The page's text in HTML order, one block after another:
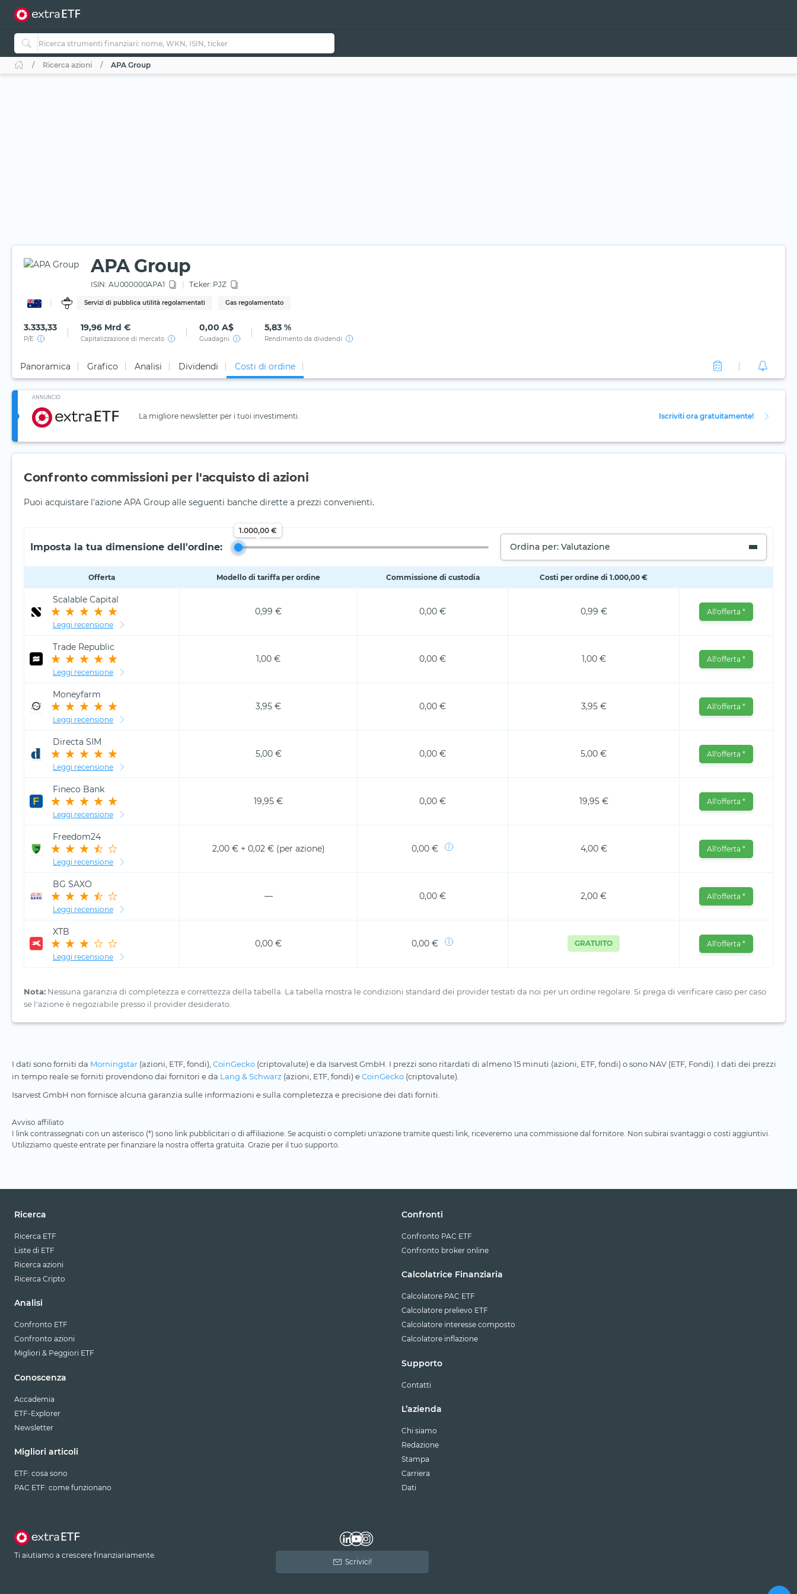
Ricerca azioni APA Group
APA Group
ISIN: AU000000APA1 Ticker: PJZ
Servizi di pubblica utilità regolamentati Gas regolamentato
3.333,33
P/E
19,96 Mrd €
Capitalizzazione di mercato
0,00 A$
Guadagni
5,83 %
Rendimento da dividendi
Panoramica Grafico Analisi Dividendi Costi di ordine
ANNUNCIO
La migliore newsletter per i tuoi investimenti. Iscriviti ora gratuitamente!
Confronto commissioni per l'acquisto di azioni
Puoi acquistare l'azione APA Group alle seguenti banche dirette a prezzi convenienti.
Imposta la tua dimensione dell'ordine:
1.000,00 €
Ordina per: Valutazione
Offerta Modello di tariffa per ordine Commissione di custodia Costi per ordine di 1.000,00 €
Scalable Capital
Leggi recensione
0,99 € 0,00 € 0,99 € All'offerta *
Trade Republic
Leggi recensione
1,00 € 0,00 € 1,00 € All'offerta *
Moneyfarm
Leggi recensione
3,95 € 0,00 € 3,95 € All'offerta *
Directa SIM
Leggi recensione
5,00 € 0,00 € 5,00 € All'offerta *
Fineco Bank
Leggi recensione
19,95 € 0,00 € 19,95 € All'offerta *
Freedom24
Leggi recensione
2,00 € + 0,02 € (per azione) 0,00 € 4,00 € All'offerta *
BG SAXO
Leggi recensione
— 0,00 € 2,00 € All'offerta *
XTB
Leggi recensione
0,00 € 0,00 € GRATUITO All'offerta *
Nota: Nessuna garanzia di completezza e correttezza della tabella. La tabella mostra le condizioni standard dei provider testati da noi per un ordine regolare. Si prega di verificare caso per caso
se l'azione è negoziabile presso il provider desiderato.
I dati sono forniti da Morningstar (azioni, ETF, fondi), CoinGecko (criptovalute) e da Isarvest GmbH. I prezzi sono ritardati di almeno 15 minuti (azioni, ETF, fondi) o sono NAV (ETF, Fondi). I dati dei prezzi
in tempo reale se forniti provendono dai fornitori e da Lang & Schwarz (azioni, ETF, fondi) eCoinGecko (criptovalute).
Isarvest GmbH non fornisce alcuna garanzia sulle informazioni e sulla completezza e precisione dei dati forniti.
Avviso affiliato
I link contrassegnati con un asterisco (*) sono link pubblicitari o di affiliazione. Se acquisti o completi un'azione tramite questi link, riceveremo una commissione dal fornitore. Non subirai svantaggi o costi aggiuntivi.
Utilizziamo queste entrate per finanziare la nostra offerta gratuita. Grazie per il tuo supporto.
Ricerca
Ricerca ETF
Liste di ETF
Ricerca azioni
Ricerca Cripto
Analisi
Confronto ETF
Confronto azioni
Migliori & Peggiori ETF
Conoscenza
Accademia
ETF-Explorer
Newsletter
Migliori articoli
ETF: cosa sono
PAC ETF: come funzionano
Confronti
Confronto PAC ETF
Confronto broker online
Calcolatrice Finanziaria
Calcolatore PAC ETF
Calcolatore prelievo ETF
Calcolatore interesse composto
Calcolatore inflazione
Supporto
Contatti
L’azienda
Chi siamo
Redazione
Stampa
Carriera
Dati
Ti aiutiamo a crescere finanziariamente.
Scrivici!